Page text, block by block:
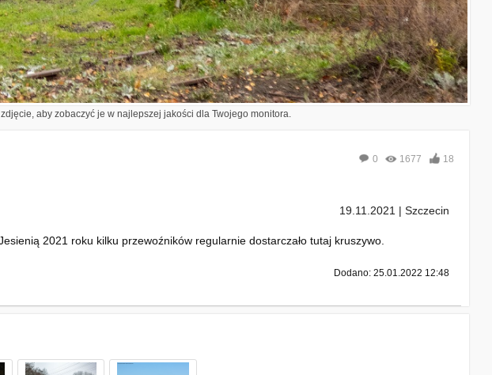
aby zobaczyć je w najlepszej jakości dla Twojego monitora.
0 1677 18
19.11.2021 | Szczecin
2021 roku kilku przewoźników regularnie dostarczało tutaj kruszywo.
Dodano: 25.01.2022 12:48